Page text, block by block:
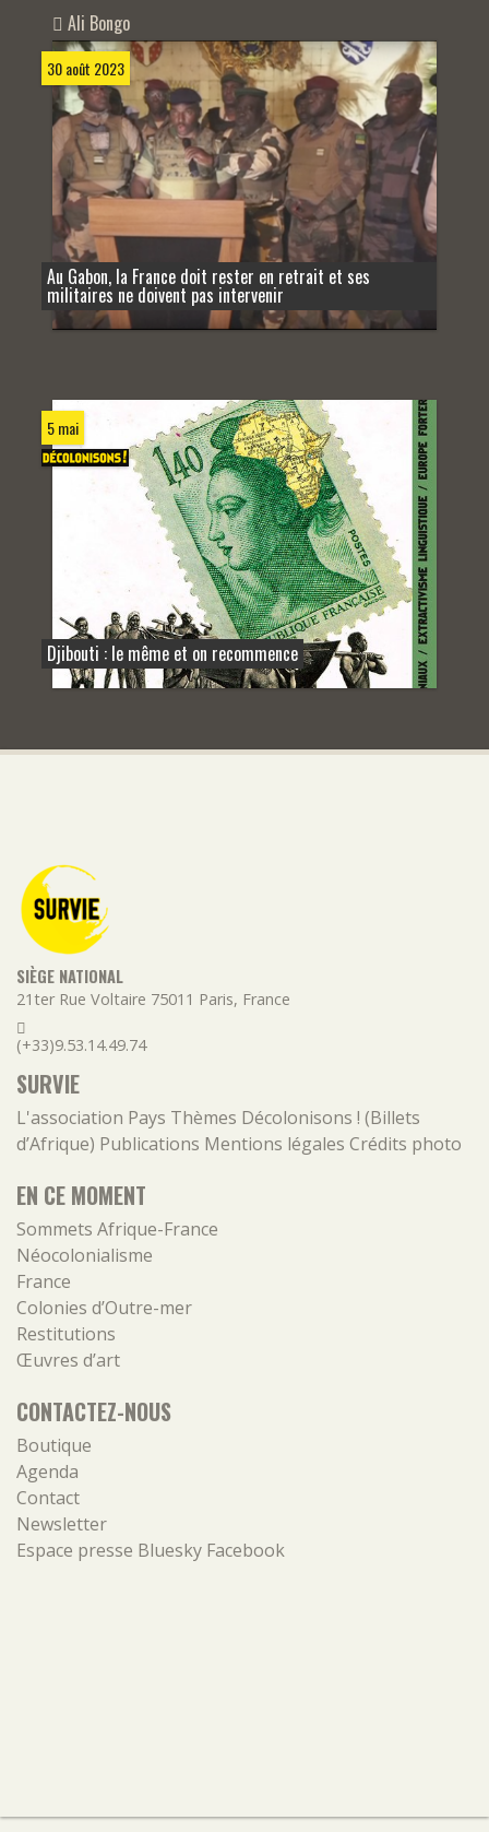
Ali Bongo
30 août 2023
Au Gabon, la France doit rester en retrait et ses
militaires ne doivent pas intervenir
5 mai
Djibouti : le même et on recommence
SIÈGE NATIONAL
21ter Rue Voltaire 75011 Paris, France
(+33)9.53.14.49.74
SURVIE
L'association Pays Thèmes Décolonisons ! (Billets
d’Afrique) Publications Mentions légales Crédits photo
EN CE MOMENT
Sommets Afrique-France
Néocolonialisme
France
Colonies d’Outre-mer
Restitutions
Œuvres d’art
CONTACTEZ-NOUS
Boutique
Agenda
Contact
Newsletter
Espace presse Bluesky Facebook